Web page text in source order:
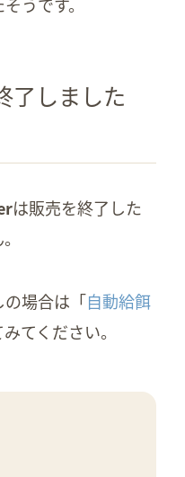
うです。
了しました
は販売を終了した
場合は「自動給餌
てください。